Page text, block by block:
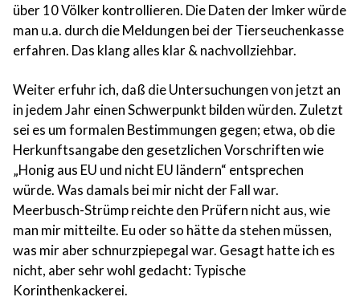
über 10 Völker kontrollieren. Die Daten der Imker würde
man u.a. durch die Meldungen bei der Tierseuchenkasse
erfahren. Das klang alles klar & nachvollziehbar.
Weiter erfuhr ich, daß die Untersuchungen von jetzt an
in jedem Jahr einen Schwerpunkt bilden würden. Zuletzt
sei es um formalen Bestimmungen gegen; etwa, ob die
Herkunftsangabe den gesetzlichen Vorschriften wie
„Honig aus EU und nicht EU ländern“ entsprechen
würde. Was damals bei mir nicht der Fall war.
Meerbusch-Strümp reichte den Prüfern nicht aus, wie
man mir mitteilte. Eu oder so hätte da stehen müssen,
was mir aber schnurzpiepegal war. Gesagt hatte ich es
nicht, aber sehr wohl gedacht: Typische
Korinthenkackerei.